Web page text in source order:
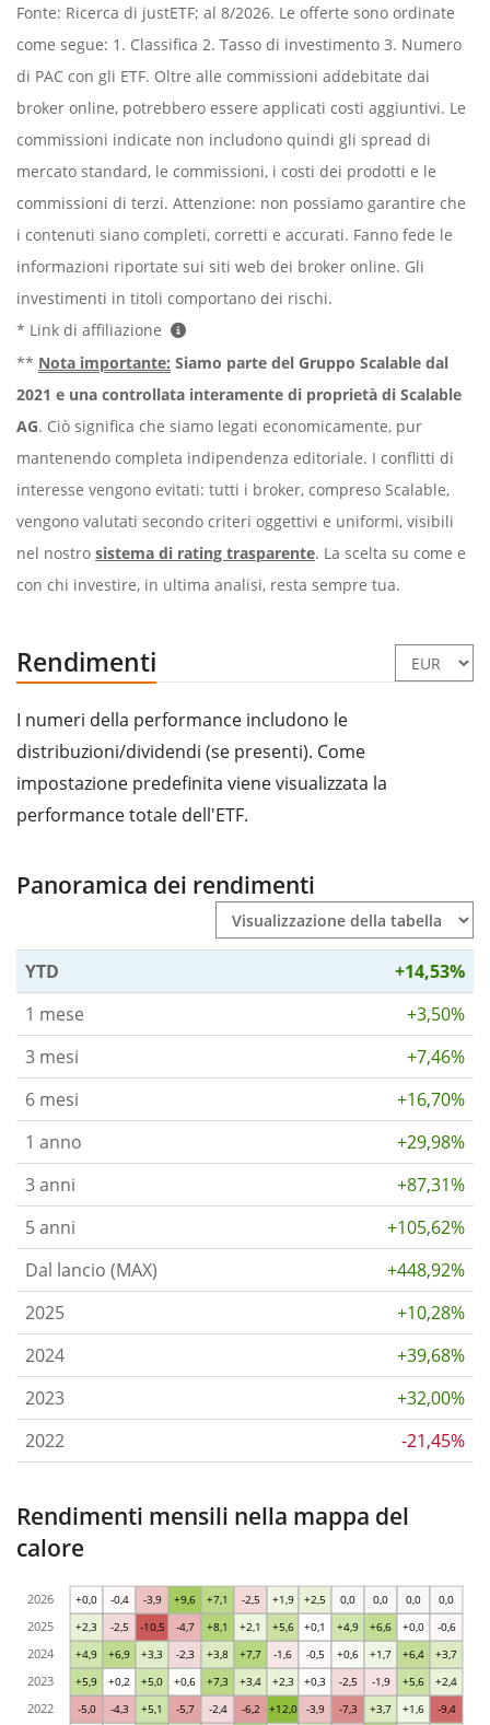
Fonte: Ricerca di justETF; al 8/2026. Le offerte sono ordinate
come segue: 1. Classifica 2. Tasso di investimento 3. Numero
di PAC con gli ETF. Oltre alle commissioni addebitate dai
broker online, potrebbero essere applicati costi aggiuntivi. Le
commissioni indicate non includono quindi gli spread di
mercato standard, le commissioni, i costi dei prodotti e le
commissioni di terzi. Attenzione: non possiamo garantire che
i contenuti siano completi, corretti e accurati. Fanno fede le
informazioni riportate sui siti web dei broker online. Gli
investimenti in titoli comportano dei rischi.
* Link di affiliazione
** Nota importante: Siamo parte del Gruppo Scalable dal
2021 e una controllata interamente di proprietà di Scalable
AG. Ciò significa che siamo legati economicamente, pur
mantenendo completa indipendenza editoriale. I conflitti di
interesse vengono evitati: tutti i broker, compreso Scalable,
vengono valutati secondo criteri oggettivi e uniformi, visibili
nel nostro sistema di rating trasparente. La scelta su come e
con chi investire, in ultima analisi, resta sempre tua.
Rendimenti
I numeri della performance includono le
distribuzioni/dividendi (se presenti). Come
impostazione predefinita viene visualizzata la
performance totale dell'ETF.
Panoramica dei rendimenti
YTD
+14,53%
1 mese
+3,50%
3 mesi
+7,46%
6 mesi
+16,70%
1 anno
+29,98%
3 anni
+87,31%
5 anni
+105,62%
Dal lancio (MAX)
+448,92%
2025
+10,28%
2024
+39,68%
2023
+32,00%
2022
-21,45%
Rendimenti mensili nella mappa del
calore
-5,0 -4,3 +5,1 -5,7 -2,4 -6,2 +12,0 -3,9 -7,3 +3,7 +1,6 -9,4
+5,9 +0,2 +5,0 +0,6 +7,3 +3,4 +2,3 +0,3 -2,5 -1,9 +5,6 +2,4
+4,9 +6,9 +3,3 -2,3 +3,8 +7,7 -1,6 -0,5 +0,6 +1,7 +6,4 +3,7
+2,3 -2,5 -10,5 -4,7 +8,1 +2,1 +5,6 +0,1 +4,9 +6,6 +0,0 -0,6
+0,0 -0,4 -3,9 +9,6 +7,1 -2,5 +1,9 +2,5 0,0 0,0 0,0 0,0
2022
2023
2024
2025
2026